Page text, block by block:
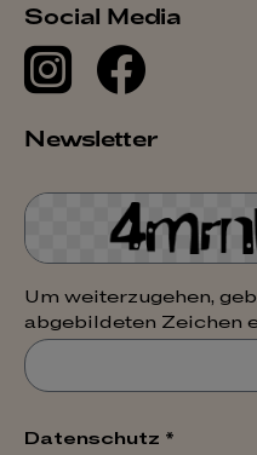
Social Media
Newsletter
Um weiterzugehen,
abgebildeten Zeichen
Datenschutz *